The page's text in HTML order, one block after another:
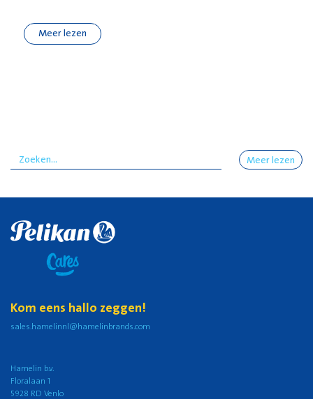
Meer lezen
Meer lezen
Kom eens hallo zeggen!
sales.hamelinnl@hamelinbrands.com
Hamelin b.v.
Floralaan 1
5928 RD Venlo